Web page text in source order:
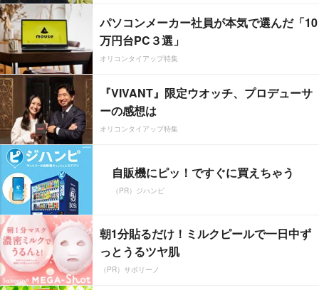
パソコンメーカー社員が本気で選んだ「10
万円台PC３選」
オリコンタイアップ特集
『VIVANT』限定ウオッチ、プロデューサ
ーの感想は
オリコンタイアップ特集
自販機にピッ！ですぐに買えちゃう
（PR）ジハンピ
朝1分貼るだけ！ミルクピールで一日中ず
っとうるツヤ肌
（PR）サボリーノ